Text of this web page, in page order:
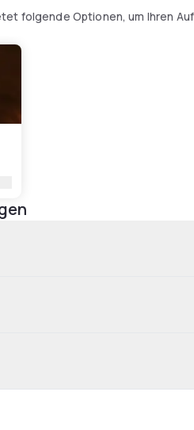
folgende Optionen, um Ihren